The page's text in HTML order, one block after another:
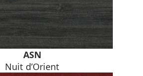
ASN
Nuit d’Orient